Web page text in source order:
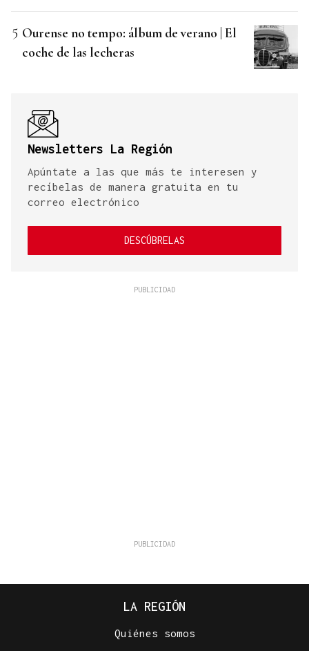
Ourense no tempo: álbum de verano | El
coche de las lecheras
Newsletters La Región
Apúntate a las que más te interesen y
recíbelas de manera gratuita en tu
correo electrónico
DESCÚBRELAS
LA REGIÓN
Quiénes somos